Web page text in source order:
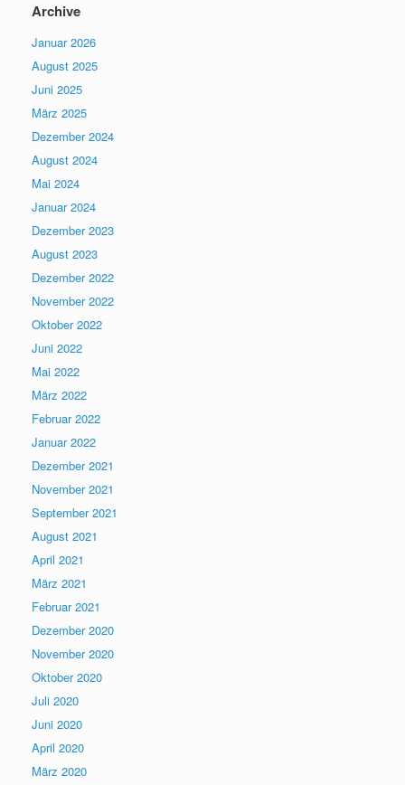
Archive
Januar 2026
August 2025
Juni 2025
März 2025
Dezember 2024
August 2024
Mai 2024
Januar 2024
Dezember 2023
August 2023
Dezember 2022
November 2022
Oktober 2022
Juni 2022
Mai 2022
März 2022
Februar 2022
Januar 2022
Dezember 2021
November 2021
September 2021
August 2021
April 2021
März 2021
Februar 2021
Dezember 2020
November 2020
Oktober 2020
Juli 2020
Juni 2020
April 2020
März 2020